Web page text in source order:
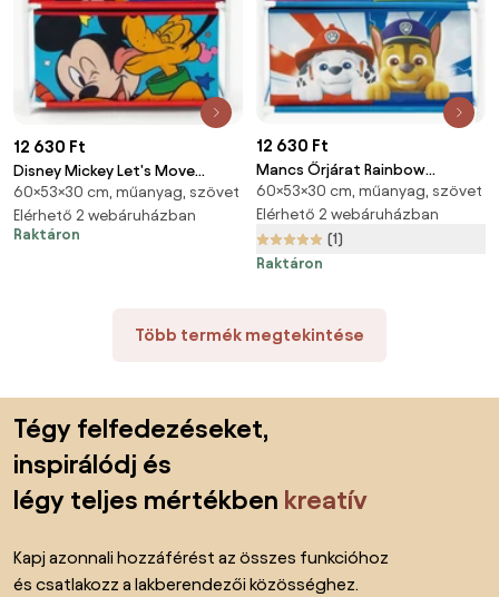
12 630 Ft
Disney Mickey Let's Move
játéktároló állvány 3 rekeszes
53x30x60 cm
60×53×30 cm, műanyag, szövet
Elérhető 2 webáruházban
Raktáron
12 630 Ft
Mancs Őrjárat Rainbow
játéktároló állvány 3 rekeszes
53x30x60 cm
60×53×30 cm, műanyag, szövet
Elérhető 2 webáruházban
(1)
Raktáron
Több termék megtekintése
Tégy felfedezéseket,
inspirálódj és
légy teljes mértékben kreatív
Kapj azonnali hozzáférést az összes funkcióhoz
és csatlakozz a lakberendezői közösséghez.